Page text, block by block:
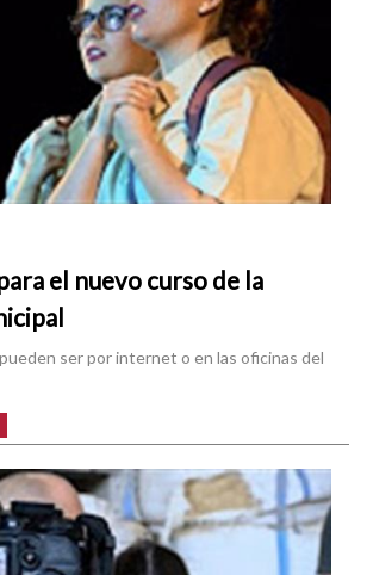
el nuevo curso de la
ser por internet o en las oficinas del